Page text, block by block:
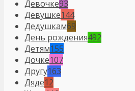
Девочке93
Девушке144
Дедушкам69
День рождения492
Детям155
Дочке107
Другу163
Дяде12